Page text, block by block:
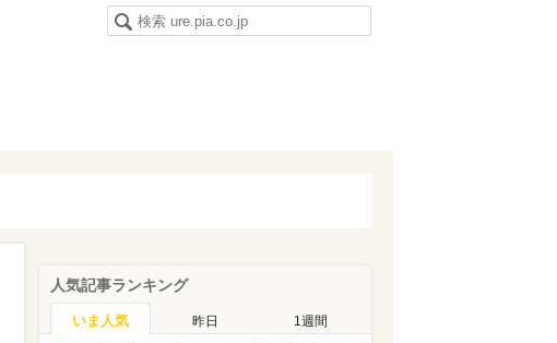
人気記事ランキング
いま人気 昨日 1週間